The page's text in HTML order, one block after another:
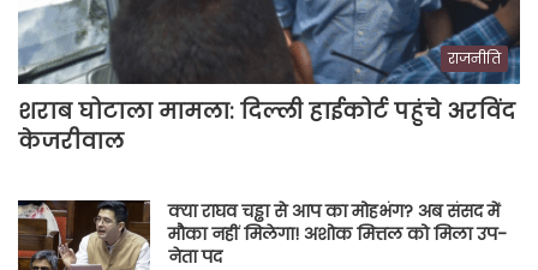
राजनीति
शराब घोटाला मामला: दिल्ली हाईकोर्ट पहुंचे अरविंद
केजरीवाल
क्या राघव चड्ढा से आप का मोहभंग? अब संसद में
मौका नहीं मिलेगा! अशोक मित्तल को मिला उप-
नेता पद